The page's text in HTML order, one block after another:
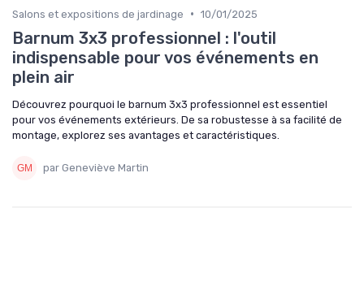
Salons et expositions de jardinage • 10/01/2025
Barnum 3x3 professionnel : l'outil
indispensable pour vos événements en
plein air
Découvrez pourquoi le barnum 3x3 professionnel est essentiel
pour vos événements extérieurs. De sa robustesse à sa facilité de
montage, explorez ses avantages et caractéristiques.
par Geneviève Martin